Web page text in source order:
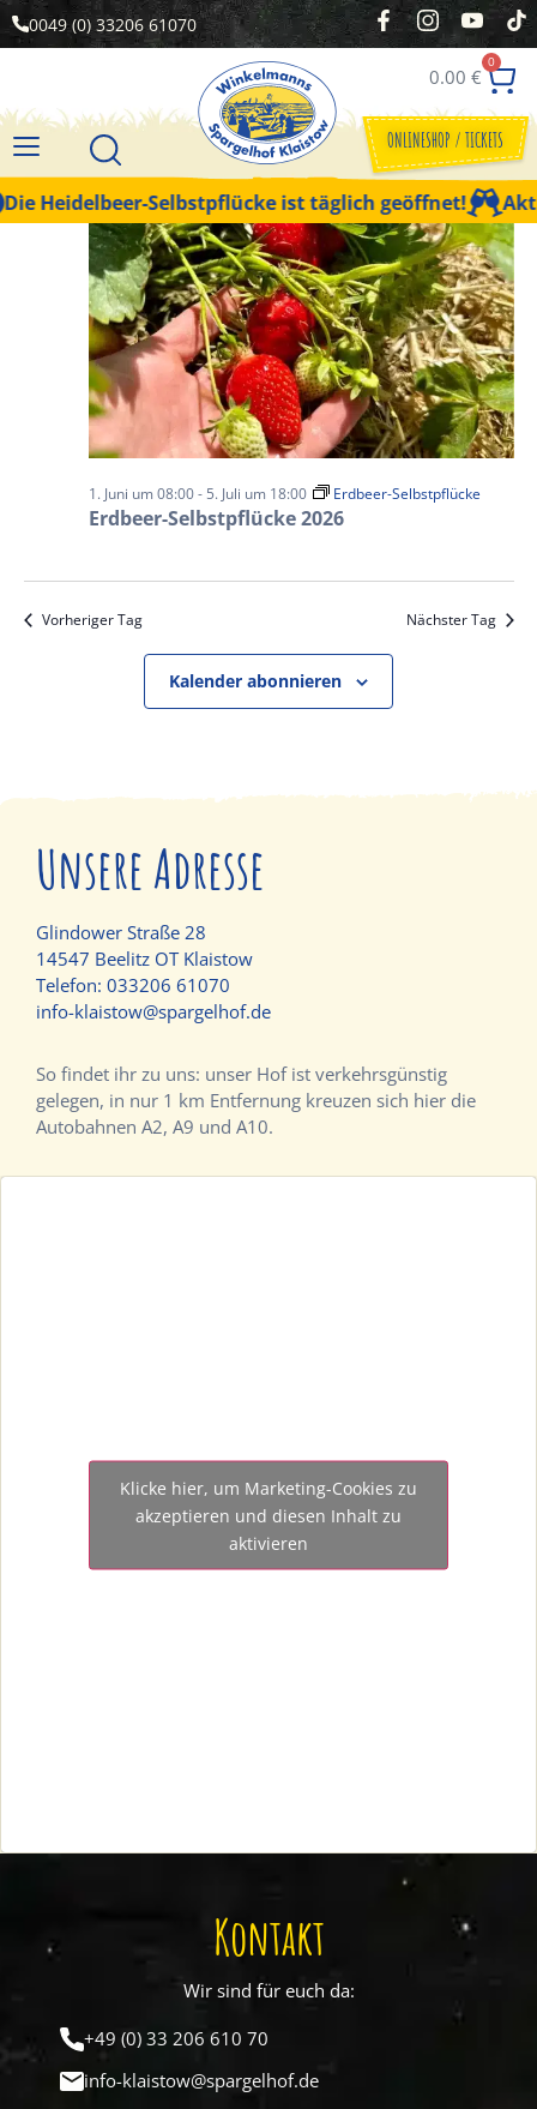
0049 (0) 33206 61070
0.00€
0
ONLINESHOP / TICKETS
Heidelbeer-Selbstpflücke ist täglich geöffnet!
Veranstaltungen
Suche
und
Ansichten,
Navigation
Filter Anzeigen
Tag
Datum
wählen.
Laufend
Erdbeer-Selbstpflücke 2026
1. Juni um 08:00- 5. Juli um 18:00 Erdbeer-Selbstpflücke
Vorheriger Tag Nächster Tag
Kalender abonnieren
Klicke hier, um Marketing-Cookies zu
akzeptieren und diesen Inhalt zu
aktivieren
Unsere Adresse
Glindower Straße 28
14547 Beelitz OT Klaistow
Telefon: 033206 61070
info-klaistow@spargelhof.de
So findet ihr zu uns: unser Hof ist verkehrsgünstig
gelegen, in nur 1 km Entfernung kreuzen sich hier die
Autobahnen A2, A9 und A10.
Kontakt
Wir sind für euch da:
+49 (0) 33 206 610 70
info-klaistow@spargelhof.de